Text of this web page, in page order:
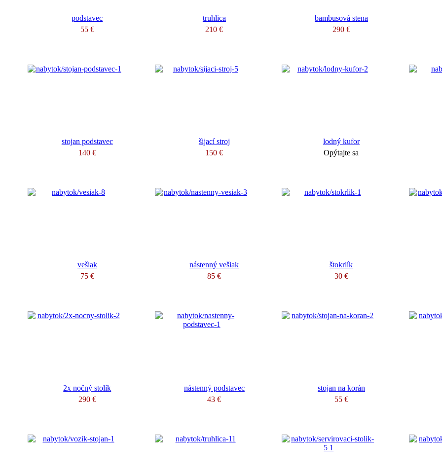
podstavec
55 €
truhlica
210 €
bambusová stena
290 €
stojan podstavec
140 €
šijací stroj
150 €
lodný kufor
Opýtajte sa
vešiak
75 €
nástenný vešiak
85 €
štokrlík
30 €
2x nočný stolík
290 €
nástenný podstavec
43 €
stojan na korán
55 €